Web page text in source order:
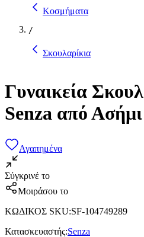
Κοσμήματα
/
Σκουλαρίκια
Γυναικεία
Senza από
Αγαπημένα
Σύγκρινέ το
Μοιράσου το
ΚΩΔΙΚΟΣ SKU:SF-104749289
Κατασκευαστής:Senza